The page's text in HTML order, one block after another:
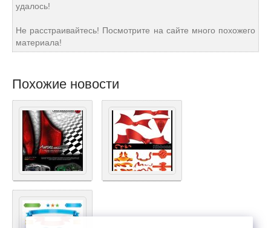
удалось!
Не расстраивайтесь! Посмотрите на сайте много похожего
материала!
Похожие новости